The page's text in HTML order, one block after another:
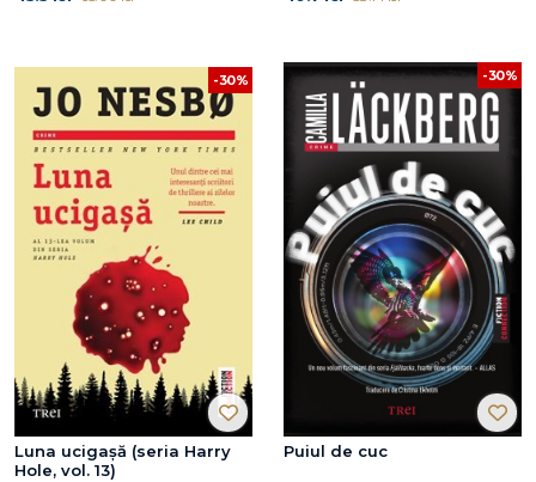
-30%
Luna ucigașă (seria Harry
Hole, vol. 13)
-30%
Puiul de cuc